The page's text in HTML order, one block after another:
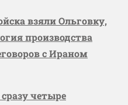
взяли Ольговку,
производства
с Ираном
четыре